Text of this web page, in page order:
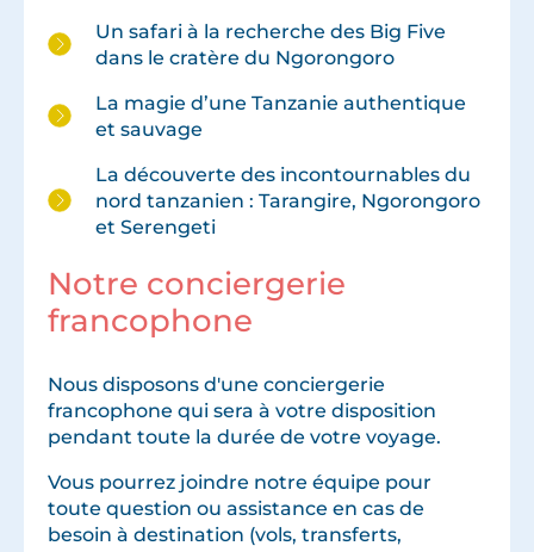
Un safari à la recherche des Big Five
dans le cratère du Ngorongoro
La magie d’une Tanzanie authentique
et sauvage
La découverte des incontournables du
nord tanzanien : Tarangire, Ngorongoro
et Serengeti
Notre conciergerie
francophone
Nous disposons d'une conciergerie
francophone qui sera à votre disposition
pendant toute la durée de votre voyage.
Vous pourrez joindre notre équipe pour
toute question ou assistance en cas de
besoin à destination (vols, transferts,